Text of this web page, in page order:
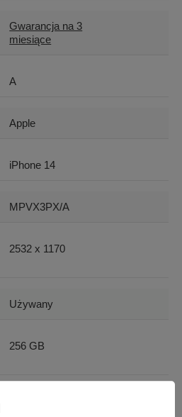
Gwarancja na 3
miesiące
A
Apple
iPhone 14
MPVX3PX/A
2532 x 1170
Używany
256 GB